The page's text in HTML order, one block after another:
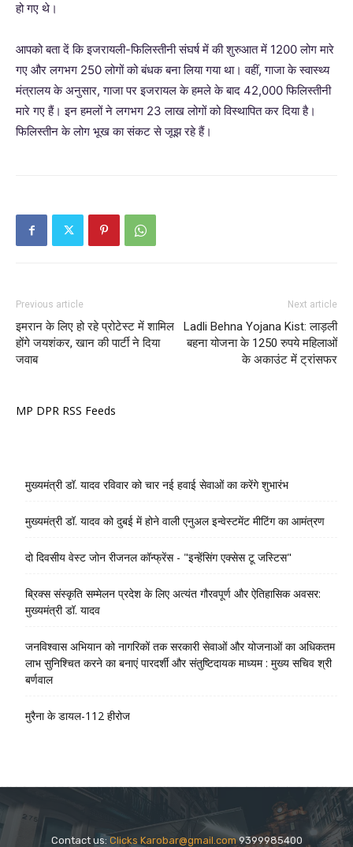
हो गए थे।
आपको बता दें कि इजरायली-फिलिस्तीनी संघर्ष में की शुरुआत में 1200 लोग मारे
गए और लगभग 250 लोगों को बंधक बना लिया गया था। वहीं, गाजा के स्वास्थ्य
मंत्रालय के अनुसार, गाजा पर इजरायल के हमले के बाद 42,000 फिलिस्तीनी
मारे गए हैं। इन हमलों ने लगभग 23 लाख लोगों को विस्थापित कर दिया है।
फिलिस्तीन के लोग भूख का संकट से जूझ रहे हैं।
Previous article
इमरान के लिए हो रहे प्रोटेस्ट में शामिल
होंगे जयशंकर, खान की पार्टी ने दिया
जवाब
Next article
Ladli Behna Yojana Kist: लाड़ली
बहना योजना के 1250 रुपये महिलाओं
के अकाउंट में ट्रांसफर
MP DPR RSS Feeds
मुख्यमंत्री डॉ. यादव रविवार को चार नई हवाई सेवाओं का करेंगे शुभारंभ
मुख्यमंत्री डॉ. यादव को दुबई में होने वाली एनुअल इन्वेस्टमेंट मीटिंग का आमंत्रण
दो दिवसीय वेस्ट जोन रीजनल कॉन्फ्रेंस - "इन्हेंसिंग एक्सेस टू जस्टिस"
ब्रिक्स संस्कृति सम्मेलन प्रदेश के लिए अत्यंत गौरवपूर्ण और ऐतिहासिक अवसर:
मुख्यमंत्री डॉ. यादव
जनविश्वास अभियान को नागरिकों तक सरकारी सेवाओं और योजनाओं का अधिकतम
लाभ सुनिश्चित करने का बनाएं पारदर्शी और संतुष्टिदायक माध्यम : मुख्य सचिव श्री
बर्णवाल
मुरैना के डायल-112 हीरोज
Contact us: Clicks Karobar@gmail.com9399985400